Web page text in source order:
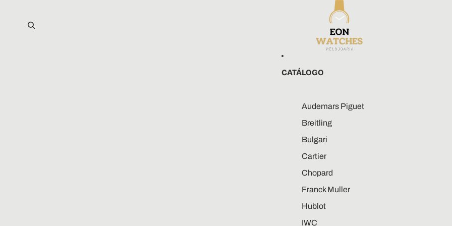
CATÁLOGO
Audemars Piguet
Breitling
Bulgari
Cartier
Chopard
Franck Muller
Hublot
IWC